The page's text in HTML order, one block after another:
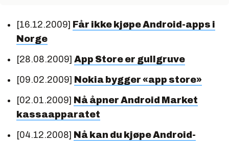
[16.12.2009] Får ikke kjøpe Android-apps i
Norge
[28.08.2009] App Store er gullgruve
[09.02.2009] Nokia bygger «app store»
[02.01.2009] Nå åpner Android Market
kassaapparatet
[04.12.2008] Nå kan du kjøpe Android-